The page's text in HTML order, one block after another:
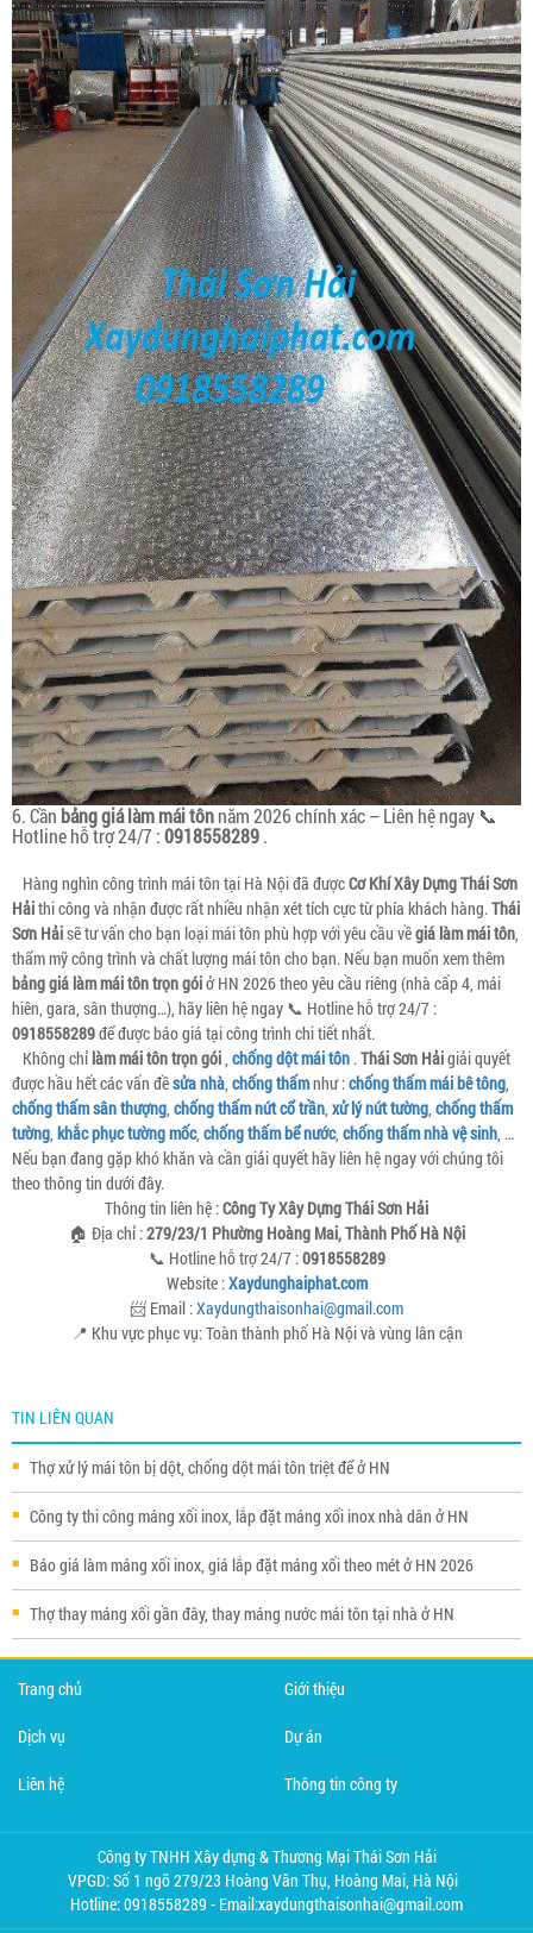
6. Cần bảng giá làm mái tônnăm 2026 chính xác – Liên hệ ngay 📞
Hotline hỗ trợ 24/7 :0918558289.
Hàng nghìn công trình mái tôn tại Hà Nội đã đượcCơ Khí Xây Dựng Thái Sơn
Hảithi công và nhận được rất nhiều nhận xét tích cực từ phía khách hàng.Thái
Sơn Hảisẽ tư vấn cho bạn loại mái tôn phù hợp với yêu cầu vềgiá làm mái tôn,
thẩm mỹ công trình và chất lượng mái tôn cho bạn. Nếu bạn muốn xem thêm
bảng giá làm mái tôn trọn góiở HN 2026 theo yêu cầu riêng (nhà cấp 4, mái
hiên, gara, sân thượng…), hãy liên hệ ngay 📞 Hotline hỗ trợ 24/7 :
0918558289để được báo giá tại công trình chi tiết nhất.
Không chỉ làm mái tôn trọn gói, chống dột mái tôn .Thái Sơn Hảigiải quyết
được hầu hết các vấn đềsửa nhà, chống thấmnhư :chống thấm mái bê tông,
chống thấm sân thượng, chống thấm nứt cổ trần, xử lý nứt tường, chống thấm
tường, khắc phục tường mốc, chống thấm bể nước, chống thấm nhà vệ sinh, …
Nếu bạn đang gặp khó khăn và cần giải quyết hãy liên hệ ngay với chúng tôi
theo thông tin dưới đây.
Thông tin liên hệ :Công Ty Xây Dựng Thái Sơn Hải
🏠 Địa chỉ :279/23/1 Phường Hoàng Mai, Thành Phố Hà Nội
📞 Hotline hỗ trợ 24/7 :0918558289
Website :Xaydunghaiphat.com
📨 Email :Xaydungthaisonhai@gmail.com
📍 Khu vực phục vụ: Toàn thành phố Hà Nội và vùng lân cận
TIN LIÊN QUAN
Thợ xử lý mái tôn bị dột, chống dột mái tôn triệt để ở HN
Công ty thi công máng xối inox, lắp đặt máng xối inox nhà dân ở HN
Báo giá làm máng xối inox, giá lắp đặt máng xối theo mét ở HN 2026
Thợ thay máng xối gần đây, thay máng nước mái tôn tại nhà ở HN
Trang chủ Giới thiệu
Dịch vụ Dự án
Liên hệ Thông tin công ty
Công ty TNHH Xây dựng & Thương Mại Thái Sơn Hải
VPGD: Số 1 ngõ 279/23 Hoàng Văn Thụ, Hoàng Mai, Hà Nội
Hotline: 0918558289 - Email:xaydungthaisonhai@gmail.com